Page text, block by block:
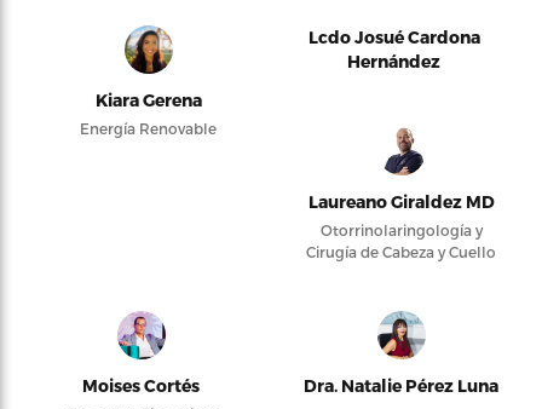
Kiara Gerena
Energía Renovable
Lcdo Josué Cardona
Hernández
Laureano Giraldez MD
Otorrinolaringología y
Cirugía de Cabeza y Cuello
Moises Cortés Dra. Natalie Pérez Luna